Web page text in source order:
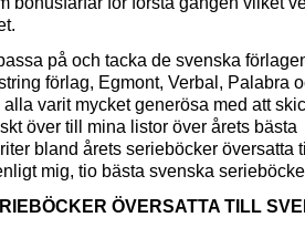
på och tacka de svenska
förlag, Egmont, Verbal, Palabra
varit mycket generösa med att
över till mina listor över årets bästa
bland årets serieböcker översatta
mig, tio bästa svenska
ÖVERSATTA TILL